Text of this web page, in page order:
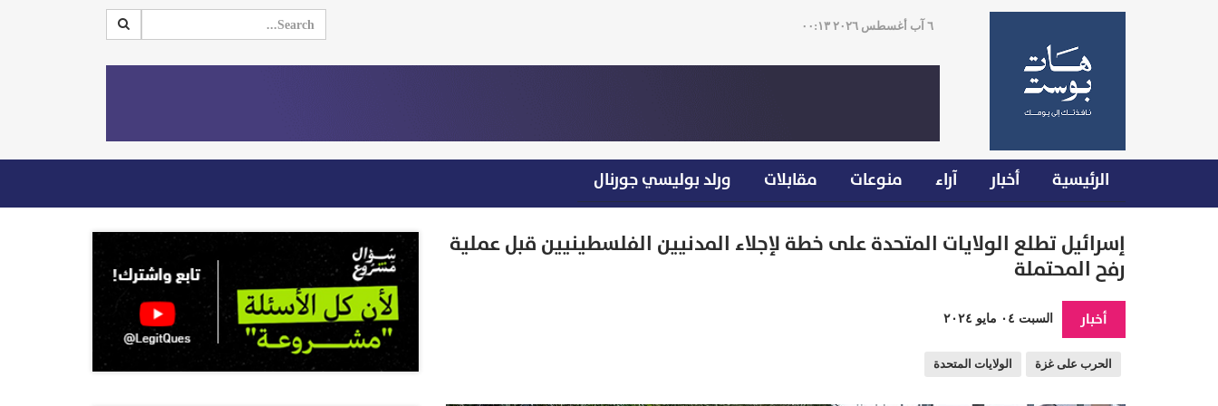
٦ آب أغسطس ٢٠٢٦ ٠٠:١٣
الرئيسية أخبار آراء منوعات مقابلات ورلد بوليسي جورنال
إسرائيل تطلع الولايات المتحدة على خطة لإجلاء المدنيين الفلسطينيين قبل عملية
رفح المحتملة
أخبار السبت ٠٤ مايو ٢٠٢٤
الحرب على غزة الولايات المتحدة